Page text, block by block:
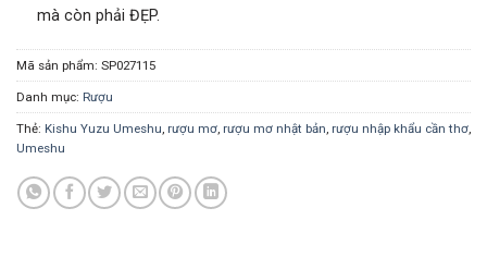
mà còn phải ĐẸP.
Mã sản phẩm: SP027115
Danh mục: Rượu
Thẻ: Kishu Yuzu Umeshu, rượu mơ, rượu mơ nhật bản, rượu nhập khẩu cần thơ,
Umeshu